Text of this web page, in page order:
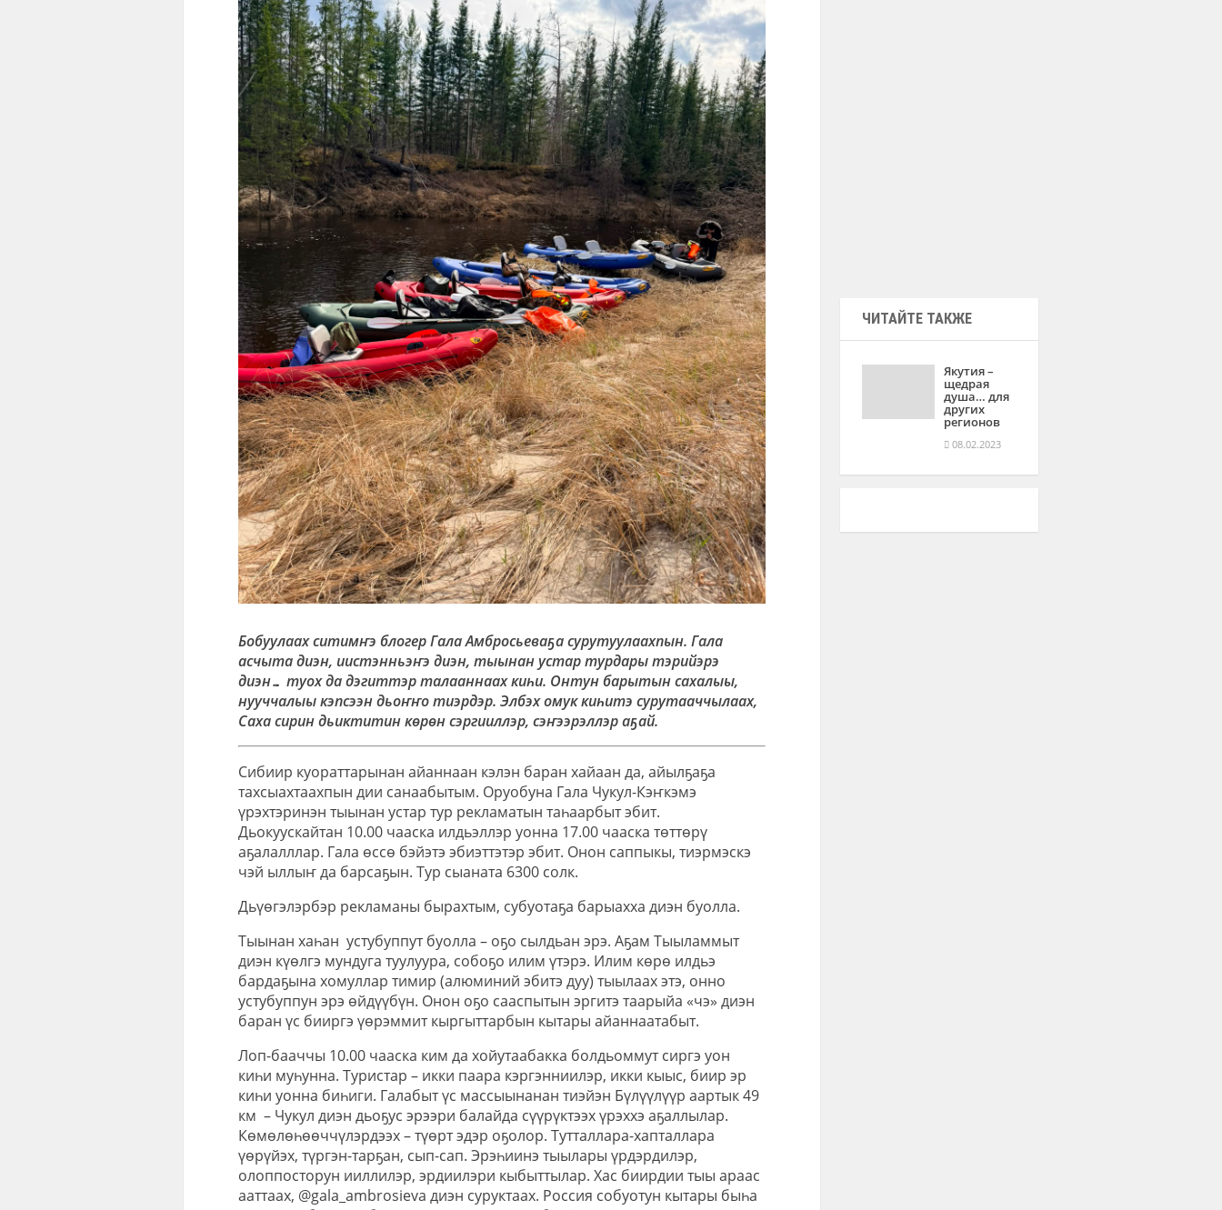
Бобуулаах ситимҥэ блогер Гала Амбросьеваҕа сурутуулаахпын. Гала
асчыта диэн, иистэнньэҥэ диэн, тыынан устар турдары тэрийэрэ
диэн… туох да дэгиттэр талааннаах киһи. Онтун барытын сахалыы,
нууччалыы кэпсээн дьоҥҥо тиэрдэр. Элбэх омук киһитэ сурутааччылаах,
Саха сирин дьиктитин көрөн сэргииллэр, сэҥээрэллэр аҕай.
Сибиир куораттарынан айаннаан кэлэн баран хайаан да, айылҕаҕа
тахсыахтаахпын дии санаабытым. Оруобуна Гала Чукул-Кэҥкэмэ
үрэхтэринэн тыынан устар тур рекламатын таһаарбыт эбит.
Дьокуускайтан 10.00 чааска илдьэллэр уонна 17.00 чааска төттөрү
аҕалалллар. Гала өссө бэйэтэ эбиэттэтэр эбит. Онон саппыкы, тиэрмэскэ
чэй ыллыҥ да барсаҕын. Тур сыаната 6300 солк.
Дьүөгэлэрбэр рекламаны бырахтым, субуотаҕа барыахха диэн буолла.
Тыынан хаһан устубуппут буолла – оҕо сылдьан эрэ. Аҕам Тыыламмыт
диэн күөлгэ мундуга туулуура, собоҕо илим үтэрэ. Илим көрө илдьэ
бардаҕына хомуллар тимир (алюминий эбитэ дуу) тыылаах этэ, онно
устубуппун эрэ өйдүүбүн. Онон оҕо сааспытын эргитэ таарыйа «чэ» диэн
баран үс бииргэ үөрэммит кыргыттарбын кытары айаннаатабыт.
Лоп-бааччы 10.00 чааска ким да хойутаабакка болдьоммут сиргэ уон
киһи муһунна. Туристар – икки паара кэргэнниилэр, икки кыыс, биир эр
киһи уонна биһиги. Галабыт үс массыынанан тиэйэн Бүлүүлүүр аартык 49
км – Чукул диэн дьоҕус эрээри балайда сүүрүктээх үрэххэ аҕаллылар.
Көмөлөһөөччүлэрдээх – түөрт эдэр оҕолор. Тутталлара-хапталлара
үөрүйэх, түргэн-тарҕан, сып-сап. Эрэһиинэ тыылары үрдэрдилэр,
олоппосторун ииллилэр, эрдиилэри кыбыттылар. Хас биирдии тыы араас
ааттаах, @gala_ambrosieva диэн суруктаах. Россия собуотун кытары быһа
ЧИТАЙТЕ ТАКЖЕ
Якутия –
щедрая
душа… для
других
регионов
08.02.2023